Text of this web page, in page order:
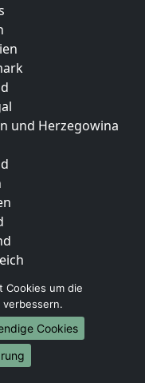
und Herzegowina
Cookies um die
Cookies